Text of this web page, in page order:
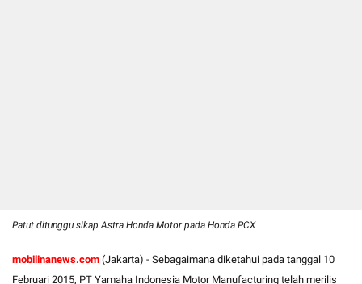
Patut ditunggu sikap Astra Honda Motor pada Honda PCX
mobilinanews.com (Jakarta) - Sebagaimana diketahui pada tanggal 10
Februari 2015, PT Yamaha Indonesia Motor Manufacturing telah merilis